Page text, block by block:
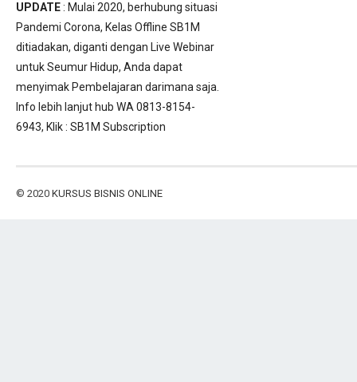
UPDATE: Mulai 2020, berhubung situasi
Pandemi Corona, Kelas Offline SB1M
ditiadakan, diganti dengan Live Webinar
untuk Seumur Hidup, Anda dapat
menyimak Pembelajaran darimana saja.
Info lebih lanjut hub WA 0813-8154-
6943, Klik : SB1M Subscription
© 2020 KURSUS BISNIS ONLINE